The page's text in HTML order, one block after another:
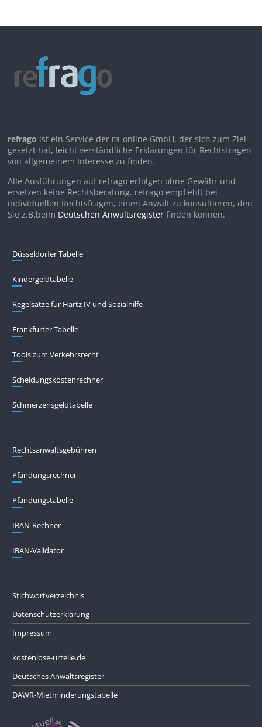
refrago ist ein Service der ra-online GmbH, der sich zum Ziel
gesetzt hat, leicht verständliche Erklärungen für Rechtsfragen
von allgemeinem Interesse zu finden.
Alle Ausführungen auf refrago erfolgen ohne Gewähr und
ersetzen keine Rechtsberatung. refrago empfiehlt bei
individuellen Rechtsfragen, einen Anwalt zu konsultieren, den
Sie z.B.beim Deutschen Anwaltsregister finden können.
Düsseldorfer Tabelle
Kindergeldtabelle
Regelsätze für Hartz IV und Sozialhilfe
Frankfurter Tabelle
Tools zum Verkehrsrecht
Scheidungskostenrechner
Schmerzensgeldtabelle
Rechtsanwaltsgebühren
Pfändungs­rechner
Pfändungs­tabelle
IBAN-Rechner
IBAN-Validator
Stichwortverzeichnis
Datenschutzerklärung
Impressum
kostenlose-urteile.de
Deutsches Anwaltsregister
DAWR-Mietminderungstabelle